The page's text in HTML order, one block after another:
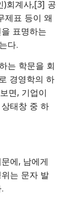
)회계사,[3] 공
제표 등이 왜
표명하는
다.
는 학문을 회
경영학의 하
면, 기업이
태창 중 하
에, 남에게
는 문자 발